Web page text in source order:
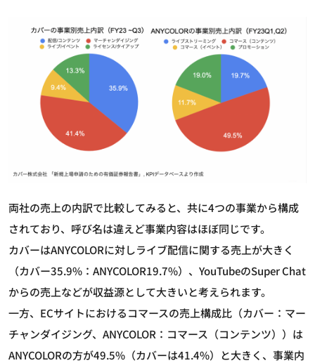
両社の売上の内訳で比較してみると、共に4つの事業から構成
されており、呼び名は違えど事業内容はほぼ同じです。
カバーはANYCOLORに対しライブ配信に関する売上が大きく
（カバー35.9%：ANYCOLOR19.7%）、YouTubeのSuper Chat
からの売上などが収益源として大きいと考えられます。
一方、ECサイトにおけるコマースの売上構成比（カバー：マー
チャンダイジング、ANYCOLOR：コマース（コンテンツ））は
ANYCOLORの方が49.5%（カバーは41.4%）と大きく、事業内